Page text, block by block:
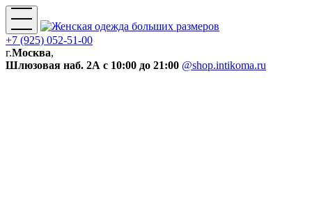
+7 (925) 052-51-00
г.Москва,
Шлюзовая наб. 2А с 10:00 до 21:00 @shop.intikoma.ru